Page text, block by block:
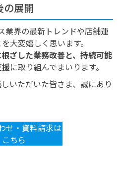
の展開
業界の最新トレンドや店舗運
大変嬉しく思います。
ざした業務改善と、持続可能
に取り組んでまいります。
いただいた皆さま、誠にあり
せ・資料請求は
こちら